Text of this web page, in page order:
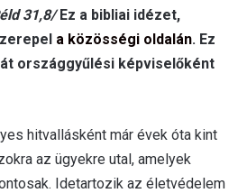
31,8/Ez a bibliai idézet,
a közösségi oldalán. Ez
országgyűlési képviselőként
hitvallásként már évek óta kint
az ügyekre utal, amelyek
Idetartozik az életvédelem